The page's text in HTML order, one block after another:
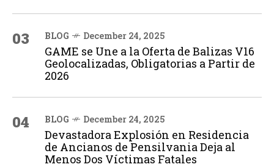
03 BLOG December 24, 2025
GAME se Une a la Oferta de Balizas V16
Geolocalizadas, Obligatorias a Partir de
2026
04 BLOG December 24, 2025
Devastadora Explosión en Residencia
de Ancianos de Pensilvania Deja al
Menos Dos Víctimas Fatales